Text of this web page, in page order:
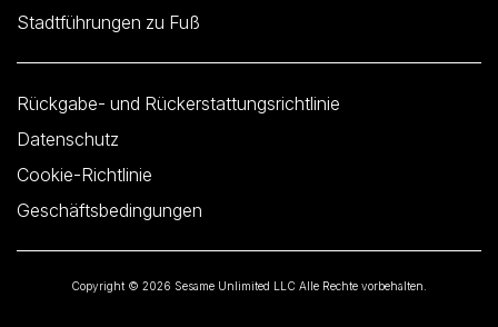
Stadtführungen zu Fuß
Rückgabe- und Rückerstattungsrichtlinie
Datenschutz
Cookie-Richtlinie
Geschäftsbedingungen
Copyright © 2026 Sesame Unlimited LLC Alle Rechte vorbehalten.